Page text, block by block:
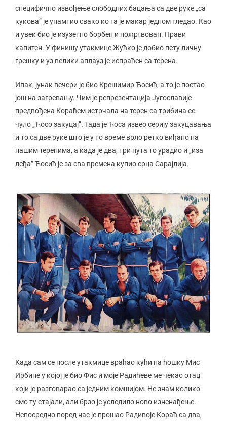
специфично извођење слободних бацања са две руке „са
кукова” је упамтио свако ко га је макар једном гледао. Као
и увек био је изузетно борбен и пожртвован. Прави
капитен. У финишу утакмице Жућко је добио пету личну
грешку и уз велики аплауз је испраћен са терена.
Ипак, јунак вечери је био Крешимир Ћосић, а то је постао
још на загревању. Чим је репрезентација Југославије
предвођена Кораћем истрчала на терен са трибина се
чуло „Ћосо закуцај”. Тада је Ћоса извео серију закуцавања
и то са две руке што је у то време врло ретко виђано на
нашим теренима, а када је два, три пута то урадио и „иза
леђа” Ћосић је за сва времена купио срца Сарајлија.
Када сам се после утакмице враћао кући на ћошку Мис
Ирбине у којој је био Фис и моје Радићеве ме чекао отац
који је разговарао са једним комшијом. Не знам колико
смо ту стајали, али брзо је уследило ново изненађење.
Непосредно поред нас је прошао Радивоје Кораћ са два,